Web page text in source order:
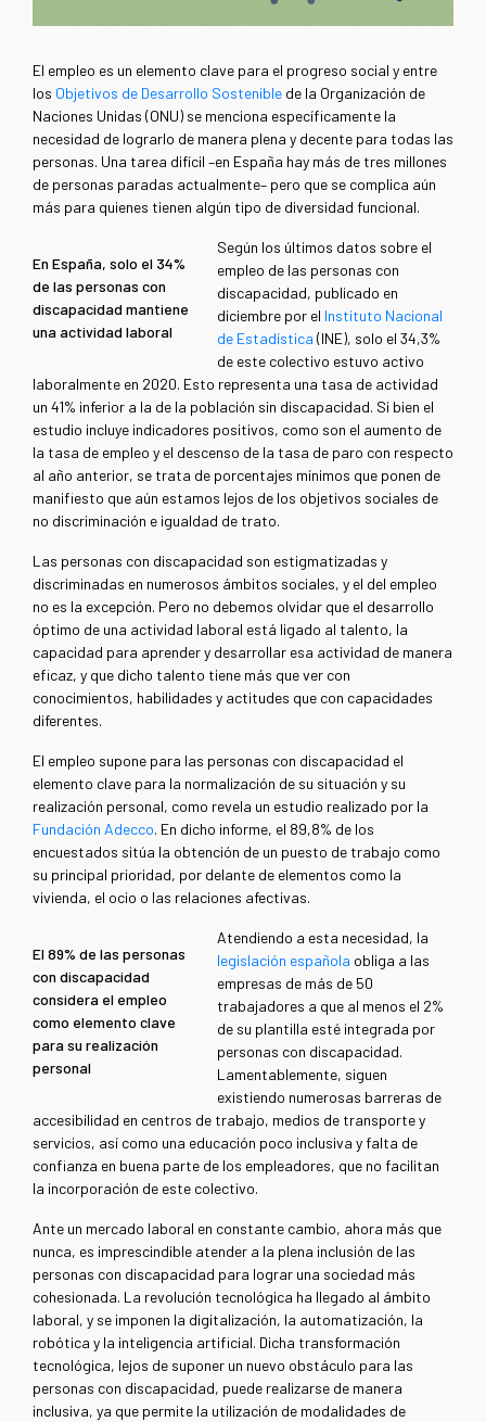
El empleo es un elemento clave para el progreso social y entre
los Objetivos de Desarrollo Sostenible de la Organización de
Naciones Unidas (ONU) se menciona específicamente la
necesidad de lograrlo de manera plena y decente para todas las
personas. Una tarea difícil –en España hay más de tres millones
de personas paradas actualmente– pero que se complica aún
más para quienes tienen algún tipo de diversidad funcional.
En España, solo el 34%
de las personas con
discapacidad mantiene
una actividad laboral
Según los últimos datos sobre el
empleo de las personas con
discapacidad, publicado en
diciembre por el Instituto Nacional
de Estadística (INE), solo el 34,3%
de este colectivo estuvo activo
laboralmente en 2020. Esto representa una tasa de actividad
un 41% inferior a la de la población sin discapacidad. Si bien el
estudio incluye indicadores positivos, como son el aumento de
la tasa de empleo y el descenso de la tasa de paro con respecto
al año anterior, se trata de porcentajes mínimos que ponen de
manifiesto que aún estamos lejos de los objetivos sociales de
no discriminación e igualdad de trato.
Las personas con discapacidad son estigmatizadas y
discriminadas en numerosos ámbitos sociales, y el del empleo
no es la excepción. Pero no debemos olvidar que el desarrollo
óptimo de una actividad laboral está ligado al talento, la
capacidad para aprender y desarrollar esa actividad de manera
eficaz, y que dicho talento tiene más que ver con
conocimientos, habilidades y actitudes que con capacidades
diferentes.
El empleo supone para las personas con discapacidad el
elemento clave para la normalización de su situación y su
realización personal, como revela un estudio realizado por la
Fundación Adecco. En dicho informe, el 89,8% de los
encuestados sitúa la obtención de un puesto de trabajo como
su principal prioridad, por delante de elementos como la
vivienda, el ocio o las relaciones afectivas.
El 89% de las personas
con discapacidad
considera el empleo
como elemento clave
para su realización
personal
Atendiendo a esta necesidad, la
legislación española obliga a las
empresas de más de 50
trabajadores a que al menos el 2%
de su plantilla esté integrada por
personas con discapacidad.
Lamentablemente, siguen
existiendo numerosas barreras de
accesibilidad en centros de trabajo, medios de transporte y
servicios, así como una educación poco inclusiva y falta de
confianza en buena parte de los empleadores, que no facilitan
la incorporación de este colectivo.
Ante un mercado laboral en constante cambio, ahora más que
nunca, es imprescindible atender a la plena inclusión de las
personas con discapacidad para lograr una sociedad más
cohesionada. La revolución tecnológica ha llegado al ámbito
laboral, y se imponen la digitalización, la automatización, la
robótica y la inteligencia artificial. Dicha transformación
tecnológica, lejos de suponer un nuevo obstáculo para las
personas con discapacidad, puede realizarse de manera
inclusiva, ya que permite la utilización de modalidades de